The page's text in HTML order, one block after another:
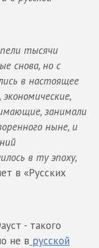
тысячи
снова, но с
в настоящее
занимали
ныне, и
в ту эпоху,
в «Русских
- такого
не в русской